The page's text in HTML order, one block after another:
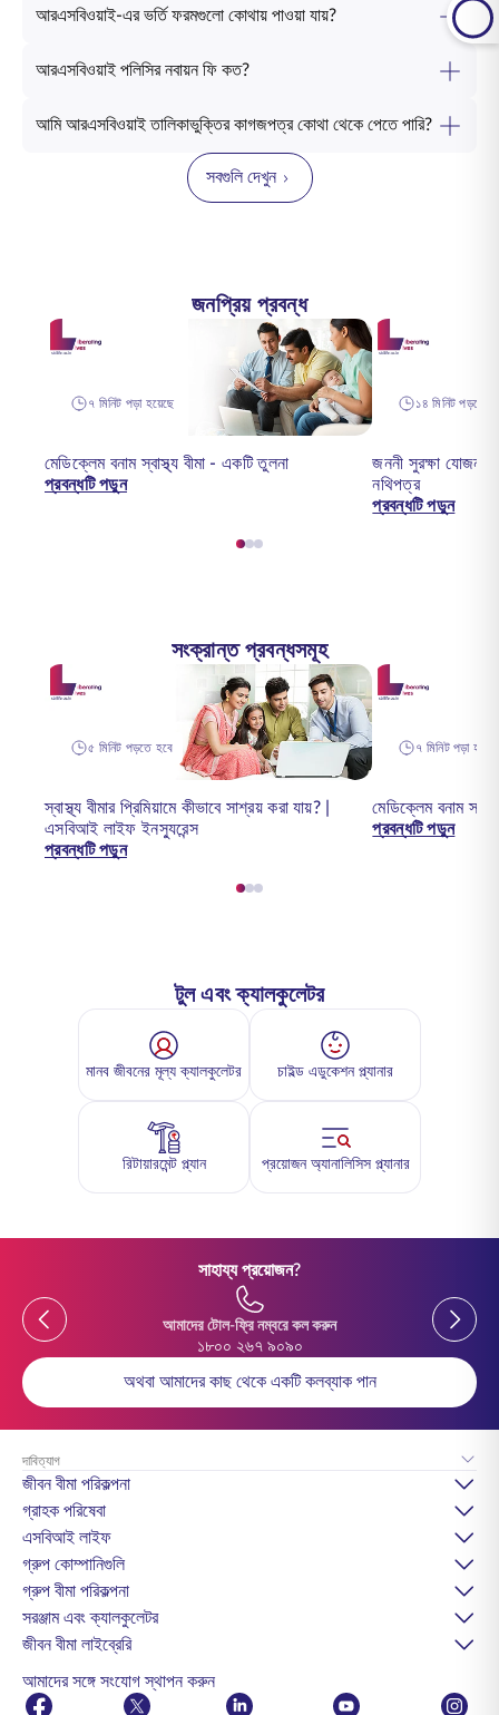
আরএসবিওয়াই-এর ভর্তি ফরমগুলো কোথায় পাওয়া যায়?
আরএসবিওয়াই পলিসির নবায়ন ফি কত?
আমি আরএসবিওয়াই তালিকাভুক্তির কাগজপত্র কোথা থেকে পেতে পারি?
সবগুলি দেখুন
জনপ্রিয় প্রবন্ধ
৭ মিনিট পড়া হয়েছে
মেডিক্লেম বনাম স্বাস্থ্য বীমা - একটি তুলনা
প্রবন্ধটি পড়ুন
১৪ মিনিট পড়তে
জননী সুরক্ষা যোজনা
নথিপত্র
প্রবন্ধটি পড়ুন
সংক্রান্ত প্রবন্ধসমূহ
৫ মিনিট পড়তে হবে
স্বাস্থ্য বীমার প্রিমিয়ামে কীভাবে সাশ্রয় করা যায়? |
এসবিআই লাইফ ইনস্যুরেন্স
প্রবন্ধটি পড়ুন
৭ মিনিট পড়া
মেডিক্লেম বনাম
প্রবন্ধটি পড়ুন
টুল এবং ক্যালকুলেটর
মানব জীবনের মূল্য ক্যালকুলেটর চাইল্ড এডুকেশন প্ল্যানার
রিটায়ারমেন্ট প্ল্যান প্রয়োজন অ্যানালিসিস প্ল্যানার
সাহায্য প্রয়োজন?
Previous
আমাদের টোল-ফ্রি নম্বরে কল করুন
১৮০০ ২৬৭ ৯০৯০
Previous
অথবা আমাদের কাছ থেকে একটি কলব্যাক পান
দাবিত্যাগ
জীবন বীমা পরিকল্পনা
গ্রাহক পরিষেবা
এসবিআই লাইফ
গ্রুপ কোম্পানিগুলি
গ্রুপ বীমা পরিকল্পনা
সরঞ্জাম এবং ক্যালকুলেটর
জীবন বীমা লাইব্রেরি
আমাদের সঙ্গে সংযোগ স্থাপন করুন